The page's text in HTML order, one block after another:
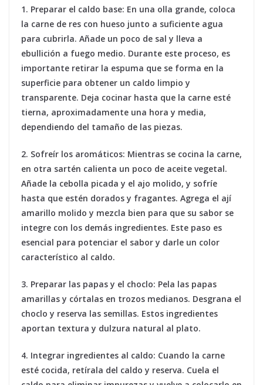
1. Preparar el caldo base: En una olla grande, coloca
la carne de res con hueso junto a suficiente agua
para cubrirla. Añade un poco de sal y lleva a
ebullición a fuego medio. Durante este proceso, es
importante retirar la espuma que se forma en la
superficie para obtener un caldo limpio y
transparente. Deja cocinar hasta que la carne esté
tierna, aproximadamente una hora y media,
dependiendo del tamaño de las piezas.
2. Sofreír los aromáticos: Mientras se cocina la carne,
en otra sartén calienta un poco de aceite vegetal.
Añade la cebolla picada y el ajo molido, y sofríe
hasta que estén dorados y fragantes. Agrega el ají
amarillo molido y mezcla bien para que su sabor se
integre con los demás ingredientes. Este paso es
esencial para potenciar el sabor y darle un color
característico al caldo.
3. Preparar las papas y el choclo: Pela las papas
amarillas y córtalas en trozos medianos. Desgrana el
choclo y reserva las semillas. Estos ingredientes
aportan textura y dulzura natural al plato.
4. Integrar ingredientes al caldo: Cuando la carne
esté cocida, retírala del caldo y reserva. Cuela el